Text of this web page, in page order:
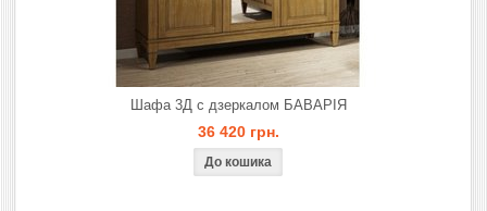
Шафа 3Д с дзеркалом БАВАРІЯ
36 420 грн.